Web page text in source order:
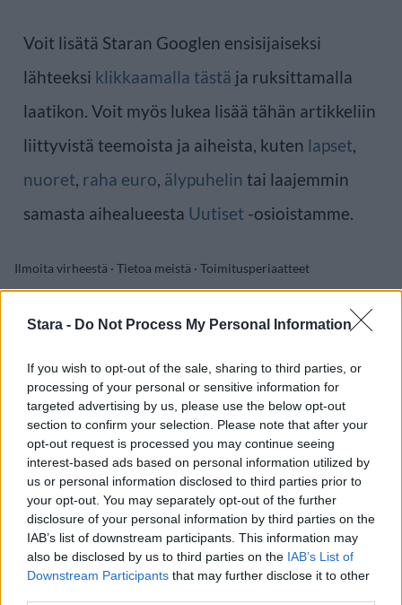
Stara - Do Not Process My Personal Information
If you wish to opt-out of the sale, sharing to third parties, or
processing of your personal or sensitive information for
targeted advertising by us, please use the below opt-out
section to confirm your selection. Please note that after your
opt-out request is processed you may continue seeing
interest-based ads based on personal information utilized by
us or personal information disclosed to third parties prior to
your opt-out. You may separately opt-out of the further
disclosure of your personal information by third parties on the
IAB’s list of downstream participants. This information may
also be disclosed by us to third parties on the IAB’s List of
Downstream Participants that may further disclose it to other
Voit lisätä Staran Googlen ensisijaiseksi
lähteeksi klikkaamalla tästä ja ruksittamalla
laatikon. Voit myös lukea lisää tähän artikkeliin
liittyvistä teemoista ja aiheista, kuten lapset,
nuoret, raha euro, älypuhelin tai laajemmin
samasta aihealueesta Uutiset -osioistamme.
Ilmoita virheestä · Tietoa meistä · Toimitusperiaatteet